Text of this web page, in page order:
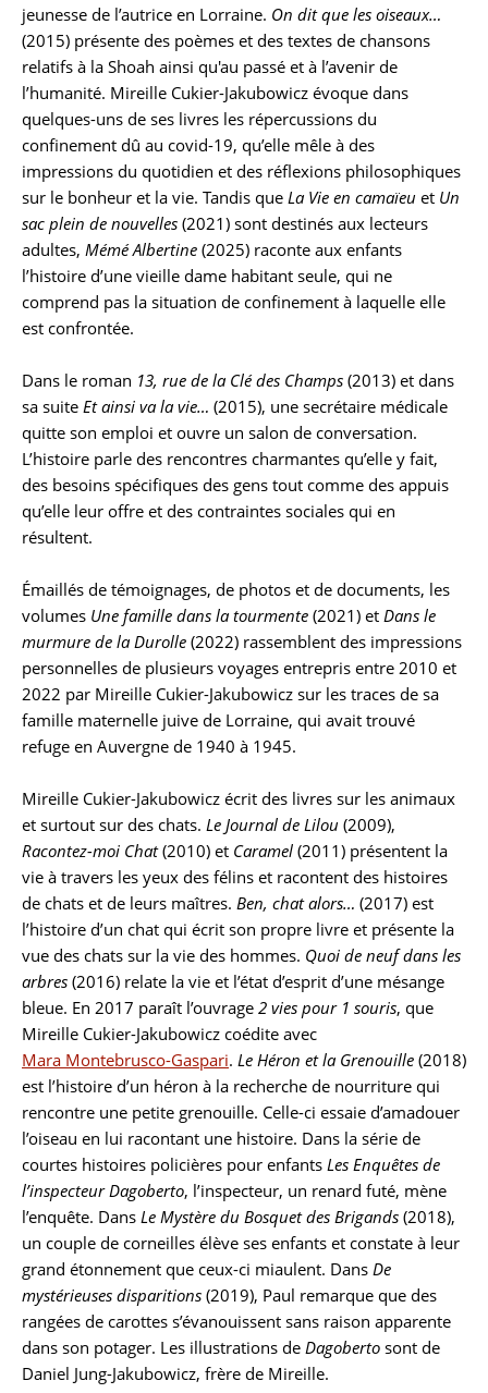
jeunesse de l’autrice en Lorraine. On dit que les oiseaux…
(2015) présente des poèmes et des textes de chansons
relatifs à la Shoah ainsi qu'au passé et à l’avenir de
l’humanité. Mireille Cukier-Jakubowicz évoque dans
quelques-uns de ses livres les répercussions du
confinement dû au covid-19, qu’elle mêle à des
impressions du quotidien et des réflexions philosophiques
sur le bonheur et la vie. Tandis que La Vie en camaïeu et Un
sac plein de nouvelles (2021) sont destinés aux lecteurs
adultes, Mémé Albertine (2025) raconte aux enfants
l’histoire d’une vieille dame habitant seule, qui ne
comprend pas la situation de confinement à laquelle elle
est confrontée.
Dans le roman 13, rue de la Clé des Champs (2013) et dans
sa suite Et ainsi va la vie… (2015), une secrétaire médicale
quitte son emploi et ouvre un salon de conversation.
L’histoire parle des rencontres charmantes qu’elle y fait,
des besoins spécifiques des gens tout comme des appuis
qu’elle leur offre et des contraintes sociales qui en
résultent.
Émaillés de témoignages, de photos et de documents, les
volumes Une famille dans la tourmente (2021) et Dans le
murmure de la Durolle (2022) rassemblent des impressions
personnelles de plusieurs voyages entrepris entre 2010 et
2022 par Mireille Cukier-Jakubowicz sur les traces de sa
famille maternelle juive de Lorraine, qui avait trouvé
refuge en Auvergne de 1940 à 1945.
Mireille Cukier-Jakubowicz écrit des livres sur les animaux
et surtout sur des chats. Le Journal de Lilou (2009),
Racontez-moi Chat(2010) et Caramel (2011) présentent la
vie à travers les yeux des félins et racontent des histoires
de chats et de leurs maîtres. Ben, chat alors… (2017) est
l’histoire d’un chat qui écrit son propre livre et présente la
vue des chats sur la vie des hommes. Quoi de neuf dans les
arbres (2016) relate la vie et l’état d’esprit d’une mésange
bleue. En 2017 paraît l’ouvrage 2 vies pour 1 souris, que
Mireille Cukier-Jakubowicz coédite avec
Mara Montebrusco-Gaspari. Le Héron et la Grenouille (2018)
est l’histoire d’un héron à la recherche de nourriture qui
rencontre une petite grenouille. Celle-ci essaie d’amadouer
l’oiseau en lui racontant une histoire. Dans la série de
courtes histoires policières pour enfants Les Enquêtes de
l’inspecteur Dagoberto, l’inspecteur, un renard futé, mène
l’enquête. Dans Le Mystère du Bosquet des Brigands (2018),
un couple de corneilles élève ses enfants et constate à leur
grand étonnement que ceux-ci miaulent. Dans De
mystérieuses disparitions (2019), Paul remarque que des
rangées de carottes s’évanouissent sans raison apparente
dans son potager. Les illustrations de Dagoberto sont de
Daniel Jung-Jakubowicz, frère de Mireille.